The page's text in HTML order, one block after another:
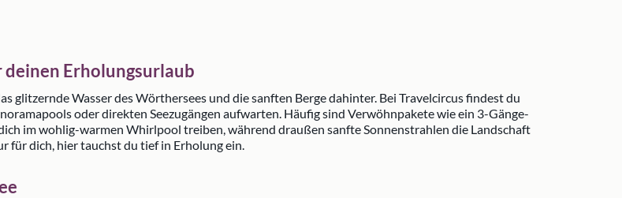
Erholungsurlaub
glitzernde Wasser des Wörthersees und die sanften Berge dahinter. Bei Travelcircus findest du
oder direkten Seezugängen aufwarten. Häufig sind Verwöhnpakete wie ein 3-Gänge-
im wohlig-warmen Whirlpool treiben, während draußen sanfte Sonnenstrahlen die Landschaft
für dich, hier tauchst du tief in Erholung ein.